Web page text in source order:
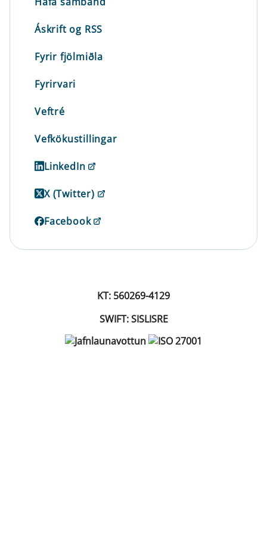
Áskrift og RSS
Fyrir fjölmiðla
Fyrirvari
Veftré
Vefkökustillingar
LinkedIn
X (Twitter)
Facebook
KT: 560269-4129
SWIFT: SISLISRE